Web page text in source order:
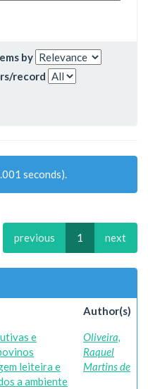
by
record
seconds).
previous 1 next
Author(s)
e
leiteira e
a ambiente
Oliveira,
Raquel
Martins de